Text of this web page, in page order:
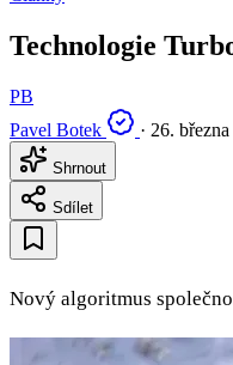
Technologie
PB
Pavel Botek
· 26.
Shrnout
Sdílet
Nový algoritmus